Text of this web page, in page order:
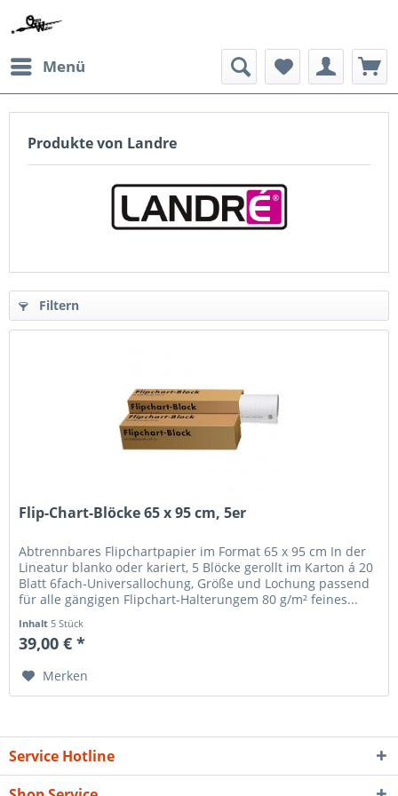
Menü
Produkte von Landre
Filtern
Flip-Chart-Blöcke 65 x 95 cm, 5er
Abtrennbares Flipchartpapier im Format 65 x 95 cm In der
Lineatur blanko oder kariert, 5 Blöcke gerollt im Karton á 20
Blatt 6fach-Universallochung, Größe und Lochung passend
für alle gängigen Flipchart-Halterungem 80 g/m² feines...
Inhalt5 Stück
39,00 € *
Merken
Service Hotline